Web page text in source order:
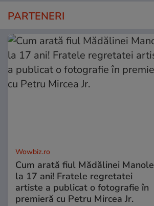
PARTENERI
Wowbiz.ro
Cum arată fiul Mădălinei Manole
la 17 ani! Fratele regretatei
artiste a publicat o fotografie în
premieră cu Petru Mircea Jr.